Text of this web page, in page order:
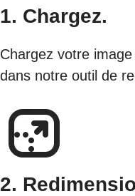
1. Chargez.
Chargez votre
dans notre outil de
2.